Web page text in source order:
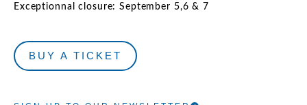
Exceptionnal closure: September 5,6 & 7
BUY A TICKET